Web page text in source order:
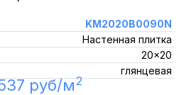
KM2020B0090N
Настенная плитка
20x20
глянцевая
руб/м2